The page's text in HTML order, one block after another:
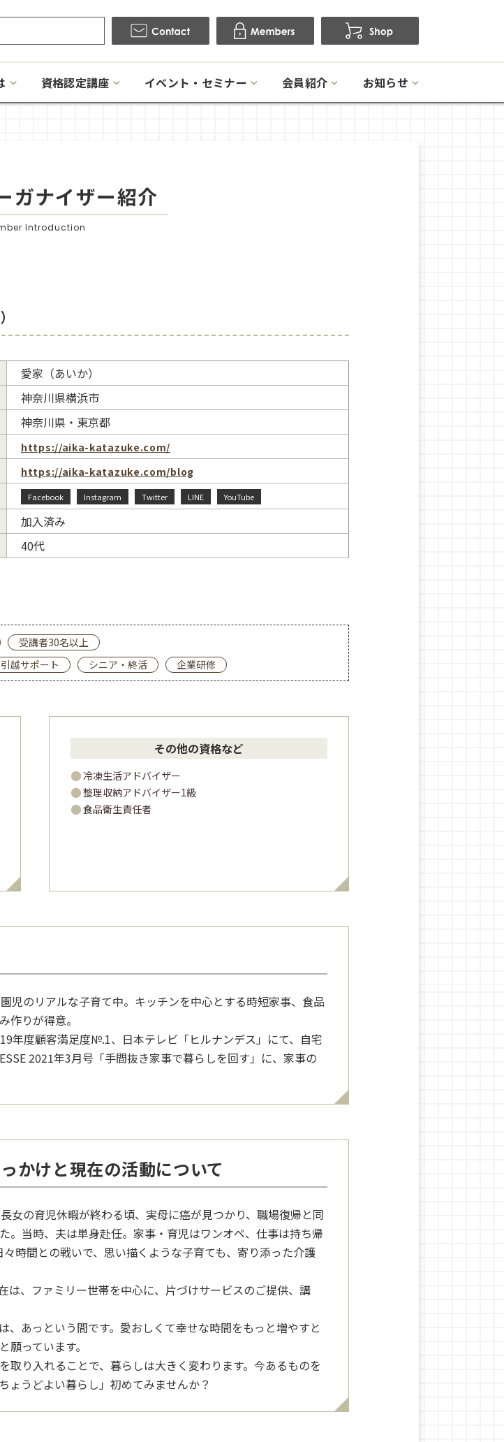
資格認定講座 イベント・セミナー 会員紹介 お知らせ
ガナイザー紹介
Introduction
愛家（あいか）
神奈川県横浜市
神奈川県・東京都
https://aika-katazuke.com/
https://aika-katazuke.com/blog
Facebook Instagram Twitter LINE YouTube
加入済み
40代
受講者30名以上
引越サポート シニア・終活 企業研修
その他の資格など
冷凍生活アドバイザー
整理収納アドバイザー1級
食品衛生責任者
児のリアルな子育て中。キッチンを中心とする時短家事、食品
作りが得意。
年度顧客満足度№.1、日本テレビ「ヒルナンデス」にて、自宅
2021年3月号「手間抜き家事で暮らしを回す」に、家事の
かけと現在の活動について
女の育児休暇が終わる頃、実母に癌が見つかり、職場復帰と同
。当時、夫は単身赴任。家事・育児はワンオペ、仕事は持ち帰
時間との戦いで、思い描くような子育ても、寄り添った介護
は、ファミリー世帯を中心に、片づけサービスのご提供、講
、あっという間です。愛おしくて幸せな時間をもっと増やすと
っています。
り入れることで、暮らしは大きく変わります。今あるものを
ょうどよい暮らし」初めてみませんか？